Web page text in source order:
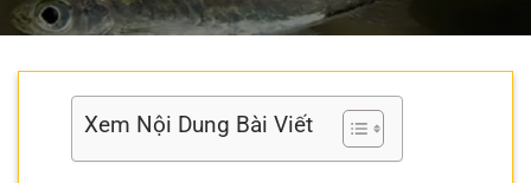
Xem Nội Dung Bài Viết